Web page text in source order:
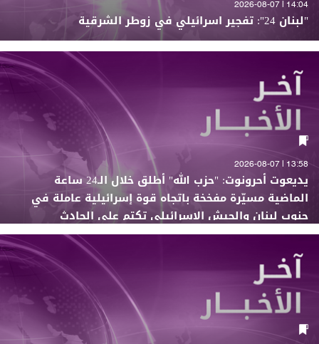
14:04 | 2026-08-07
"لبنان 24": تفجير اسرائيلي في زوطر الشرقية
13:58 | 2026-08-07
يديعوت أحرونوت: "حزب الله" أطلق خلال الـ24 ساعة
الماضية مسيّرة مفخخة باتجاه قوة إسرائيلية عاملة في
جنوب لبنان والجيش الإسرائيلي تكتم على الحادث